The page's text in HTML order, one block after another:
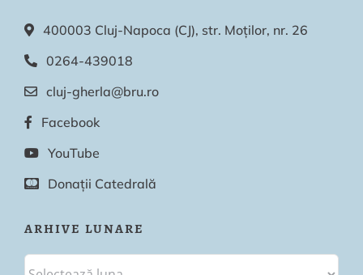
400003 Cluj-Napoca (CJ), str. Moților, nr. 26
0264-439018
cluj-gherla@bru.ro
Facebook
YouTube
Donații Catedrală
ARHIVE LUNARE